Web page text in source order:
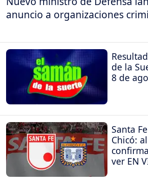
anuncio a organizaciones
de la
8 de
Santa
Chicó:
ver EN